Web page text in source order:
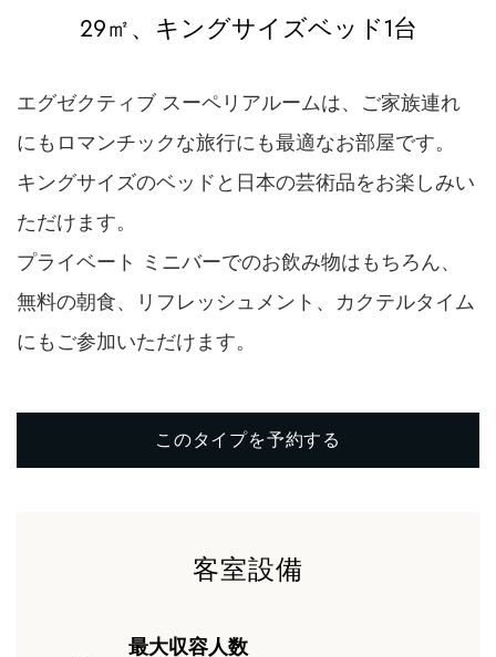
29㎡、キングサイズベッド1台
エグゼクティブ スーペリアルームは、ご家族連れ
にもロマンチックな旅行にも最適なお部屋です。
キングサイズのベッドと日本の芸術品をお楽しみい
ただけます。
プライベート ミニバーでのお飲み物はもちろん、
無料の朝食、リフレッシュメント、カクテルタイム
にもご参加いただけます。
このタイプを予約する
客室設備
最大収容人数